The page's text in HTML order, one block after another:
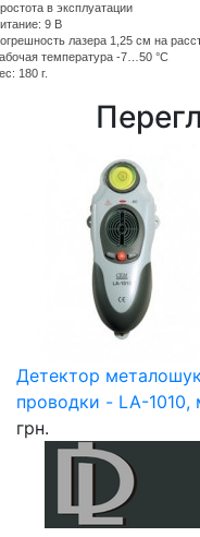
в эксплуатации
9 В
лазера 1,25 см на
температура -7…50 °C
180 г.
Детектор
проводки - LA-1010,
грн.